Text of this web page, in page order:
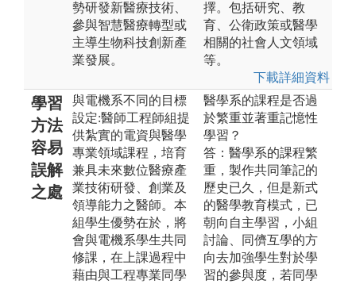
勢研發新醫療技術、
參與智慧醫療轉型或
主導生物科技創新產
業發展。
擇。包括研究、教
育、公衛政策或醫學
相關的社會人文領域
等。
下載詳細資料
學習
方法
容易
誤解
之處
與電機系不同的目標
設定:醫師工程師組提
供紮實的電資與醫學
專業領域課程，培育
兼具未來數位醫療產
業技術研發、創業及
領導能力之醫師。本
組學生優勢在於，將
會與電機系學生共同
修課，在上課過程中
藉由與工程專業同學
醫學系的課程是否過
於繁重並著重記憶性
學習？
答：醫學系的課程繁
重，製作共同筆記的
歷史已久，但是新式
的醫學教育模式，已
朝向自主學習，小組
討論、同儕互學的方
向去加強學生對於學
習的參與度，若同學